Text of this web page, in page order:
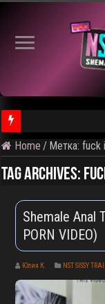
⚠️ Результаты
Home / Метка:fuck
Tag Archives:
Shemale Anal
PORN VIDEO)
Юлия К. NST SISSY